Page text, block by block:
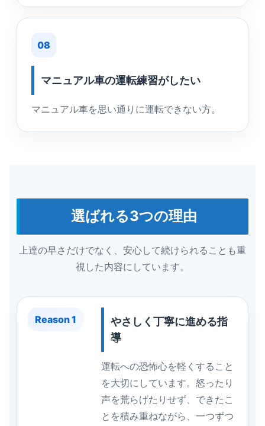
08
マニュアル車の運転練習がしたい
マニュアル車を思い通りに運転できない方。
選ばれる3つの理由
上達の早さだけでなく、安心して続けられることも重
視した内容にしています。
Reason 1
やさしく丁寧に進める指
導
運転への恐怖心を軽くすること
を大切にしています。怒ったり
声を荒らげたりせず、できたこ
とを積み重ねながら、一つずつ